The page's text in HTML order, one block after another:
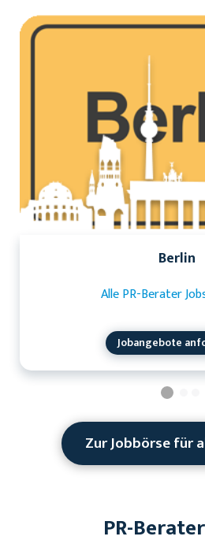
Berlin
Alle PR-Berater
Jobangebote
Zur Jobbörse für
PR-